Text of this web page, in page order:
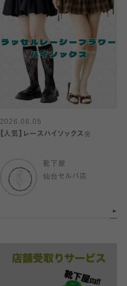
2026.08.05
【人気】レースハイソックス🌼
靴下屋
仙台セルバ店